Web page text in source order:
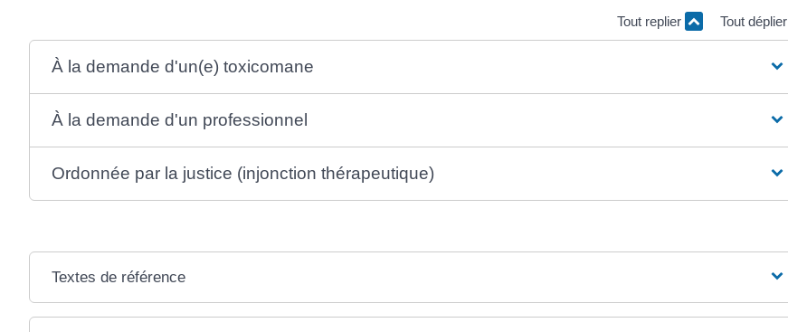
Tout replier Tout déplier
À la demande d'un(e) toxicomane
À la demande d'un professionnel
Ordonnée par la justice (injonction thérapeutique)
Textes de référence